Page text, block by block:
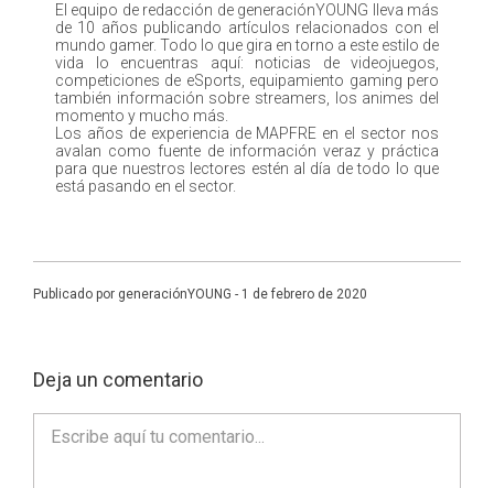
El equipo de redacción de generaciónYOUNG lleva más
de 10 años publicando artículos relacionados con el
mundo gamer. Todo lo que gira en torno a este estilo de
vida lo encuentras aquí: noticias de videojuegos,
competiciones de eSports, equipamiento gaming pero
también información sobre streamers, los animes del
momento y mucho más.
Los años de experiencia de MAPFRE en el sector nos
avalan como fuente de información veraz y práctica
para que nuestros lectores estén al día de todo lo que
está pasando en el sector.
Publicado por generaciónYOUNG - 1 de febrero de 2020
Deja un comentario